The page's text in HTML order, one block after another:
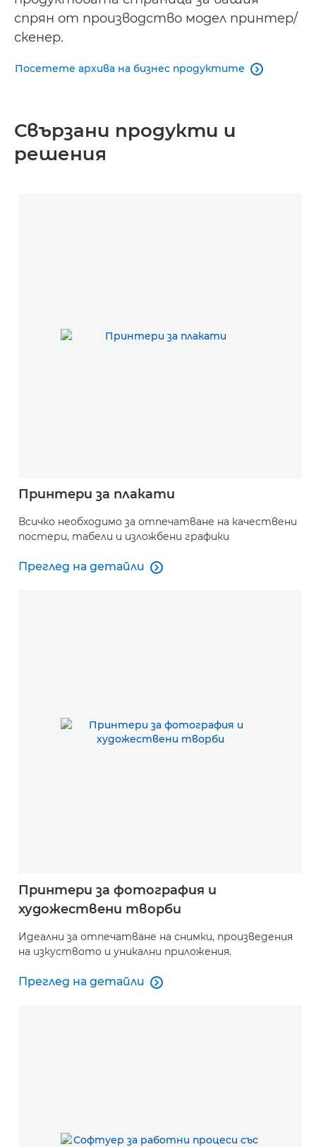
спрян от производство модел принтер/
скенер.
Посетете архива на бизнес продуктите 
Свързани продукти и
решения
Принтери за плакати
Всичко необходимо за отпечатване на качествени
постери, табели и изложбени графики
Преглед на детайли
Преглед на детайли

Принтери за фотография и
художествени творби
Идеални за отпечатване на снимки, произведения
на изкуството и уникални приложения.
Преглед на детайли
Преглед на детайли
